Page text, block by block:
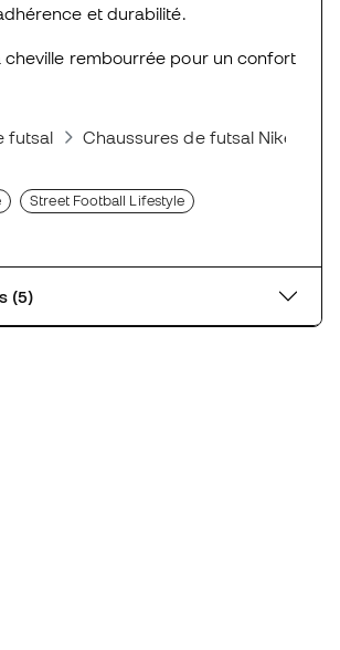
et durabilité.
cheville rembourrée pour un confort
futsal Chaussures de futsal Nike
Street Football Lifestyle
Laissez un avis (5)